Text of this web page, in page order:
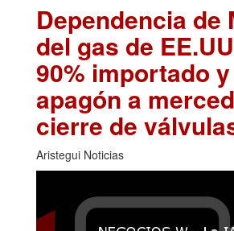
Dependencia de
del gas de
90% importado
apagón a
cierre de
Aristegui Noticias